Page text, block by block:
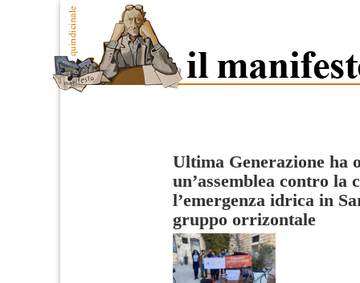
Ultima Generazione ha
un’assemblea contro la
l’emergenza idrica in
gruppo orrizontale